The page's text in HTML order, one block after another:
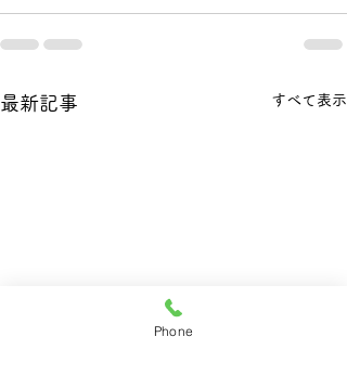
最新記事 すべて表示
Phone